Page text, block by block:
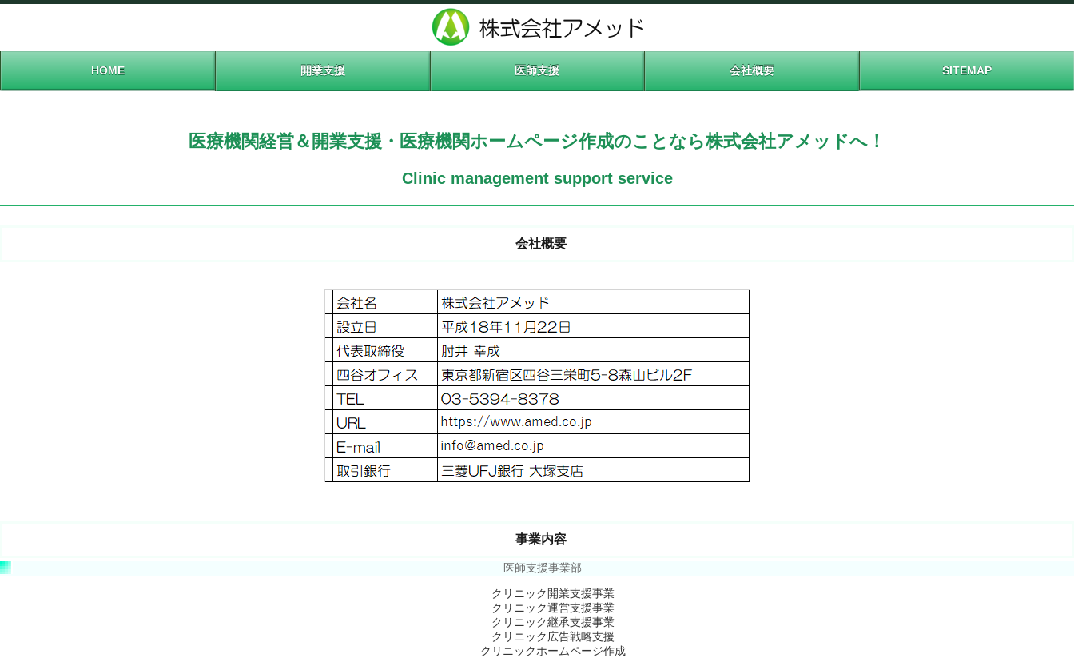
HOME 開業支援 医師支援 会社概要 SITEMAP
医療機関経営＆開業支援・医療機関ホームページ作成のことなら株式会社アメッドへ！
Clinic management support service
会社概要
事業内容
医師支援事業部
クリニック開業支援事業
クリニック運営支援事業
クリニック継承支援事業
クリニック広告戦略支援
クリニックホームページ作成